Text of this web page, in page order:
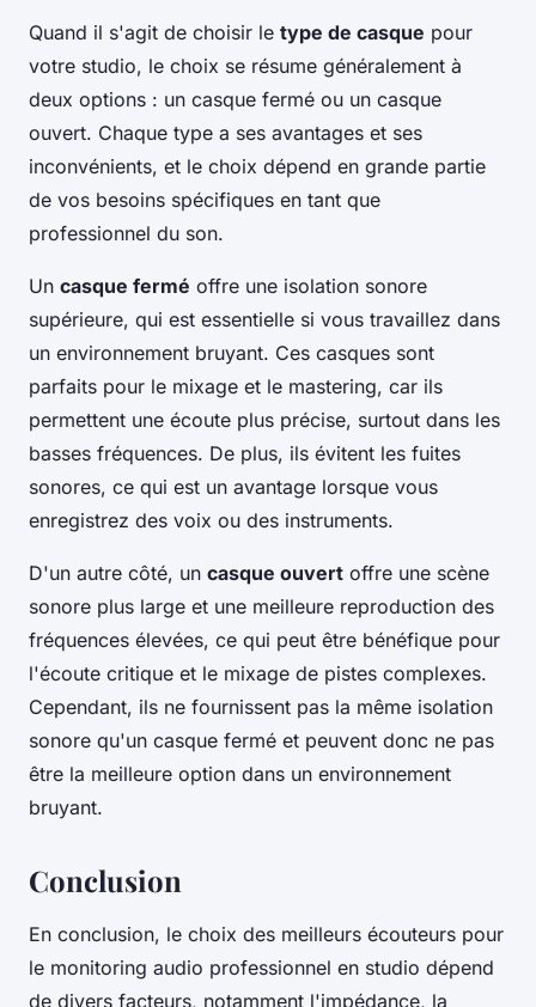
Quand il s'agit de choisir le type de casque pour
votre studio, le choix se résume généralement à
deux options : un casque fermé ou un casque
ouvert. Chaque type a ses avantages et ses
inconvénients, et le choix dépend en grande partie
de vos besoins spécifiques en tant que
professionnel du son.
Un casque fermé offre une isolation sonore
supérieure, qui est essentielle si vous travaillez dans
un environnement bruyant. Ces casques sont
parfaits pour le mixage et le mastering, car ils
permettent une écoute plus précise, surtout dans les
basses fréquences. De plus, ils évitent les fuites
sonores, ce qui est un avantage lorsque vous
enregistrez des voix ou des instruments.
D'un autre côté, un casque ouvert offre une scène
sonore plus large et une meilleure reproduction des
fréquences élevées, ce qui peut être bénéfique pour
l'écoute critique et le mixage de pistes complexes.
Cependant, ils ne fournissent pas la même isolation
sonore qu'un casque fermé et peuvent donc ne pas
être la meilleure option dans un environnement
bruyant.
Conclusion
En conclusion, le choix des meilleurs écouteurs pour
le monitoring audio professionnel en studio dépend
de divers facteurs, notamment l'impédance, la